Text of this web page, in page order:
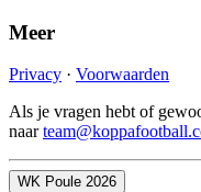
Meer
Privacy · Voorwaarden
Als je vragen hebt of
naar
WK Poule 2026